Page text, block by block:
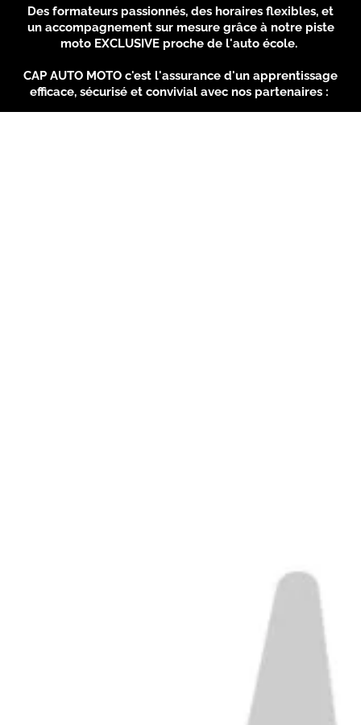
Des formateurs passionnés, des horaires flexibles, et
un accompagnement sur mesure grâce à notre piste
moto EXCLUSIVE proche de l'auto école.
CAP AUTO MOTO c'est l'assurance d'un apprentissage
efficace, sécurisé et convivial avec nos partenaires :